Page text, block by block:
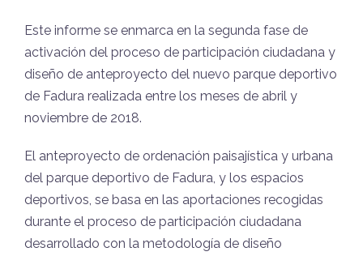
Este informe se enmarca en la segunda fase de
activación del proceso de participación ciudadana y
diseño de anteproyecto del nuevo parque deportivo
de Fadura realizada entre los meses de abril y
noviembre de 2018.
El anteproyecto de ordenación paisajística y urbana
del parque deportivo de Fadura, y los espacios
deportivos, se basa en las aportaciones recogidas
durante el proceso de participación ciudadana
desarrollado con la metodología de diseño